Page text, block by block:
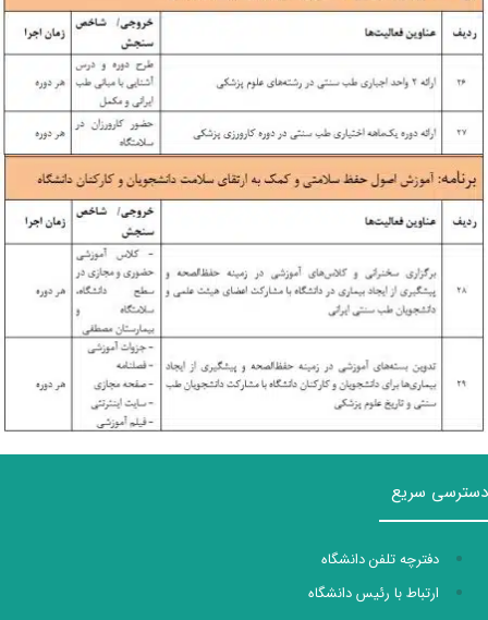
دسترسی سریع
دفترچه تلفن دانشگاه
ارتباط با رئیس دانشگاه